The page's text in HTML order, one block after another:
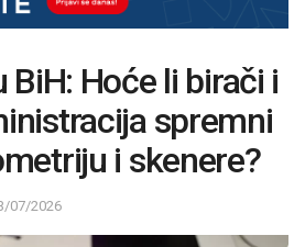
BiH: Hoće li birači i
spremni
i skenere?
07/2026